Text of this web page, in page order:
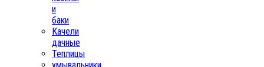
и
баки
Качели
дачные
Теплицы